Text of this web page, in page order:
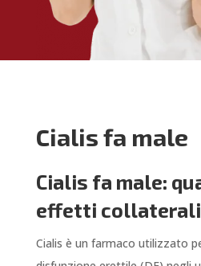
Cialis fa male
Cialis fa male:
effetti
Cialis è un farmaco utilizzato